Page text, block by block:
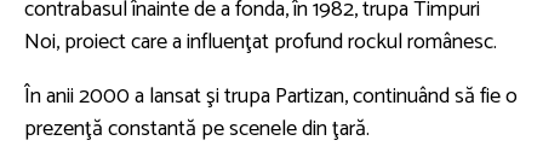
contrabasul înainte de a fonda, în 1982, trupa Timpuri
Noi, proiect care a influenţat profund rockul românesc.
În anii 2000 a lansat şi trupa Partizan, continuând să fie o
prezenţă constantă pe scenele din ţară.